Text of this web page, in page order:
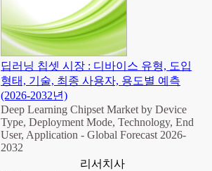
딥러닝 칩셋 시장 : 디바이스 유형, 도입
형태, 기술, 최종 사용자, 용도별 예측
(2026-2032년)
Deep Learning Chipset Market by Device
Type, Deployment Mode, Technology, End
User, Application - Global Forecast 2026-
2032
리서치사